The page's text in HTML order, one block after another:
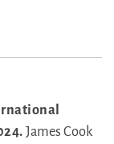
James Cook